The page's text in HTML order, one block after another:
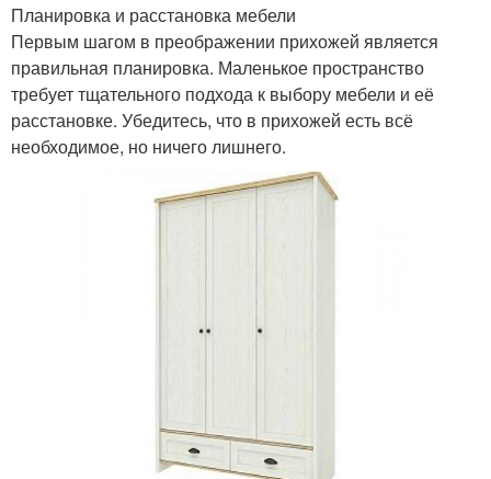
Планировка и расстановка мебели
Первым шагом в преображении прихожей является
правильная планировка. Маленькое пространство
требует тщательного подхода к выбору мебели и её
расстановке. Убедитесь, что в прихожей есть всё
необходимое, но ничего лишнего.